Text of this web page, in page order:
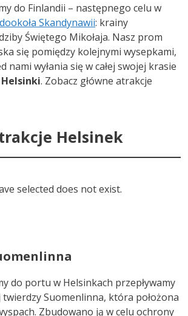
do Finlandii – następnego celu w
Skandynawii: krainy
Świętego Mikołaja. Nasz prom
się pomiędzy kolejnymi wysepkami,
nami wyłania się w całej swojej krasie
Helsinki. Zobacz główne atrakcje
Helsinek
selected does not exist.
do portu w Helsinkach przepływamy
twierdzy Suomenlinna, która położona
Zbudowano ją w celu ochrony